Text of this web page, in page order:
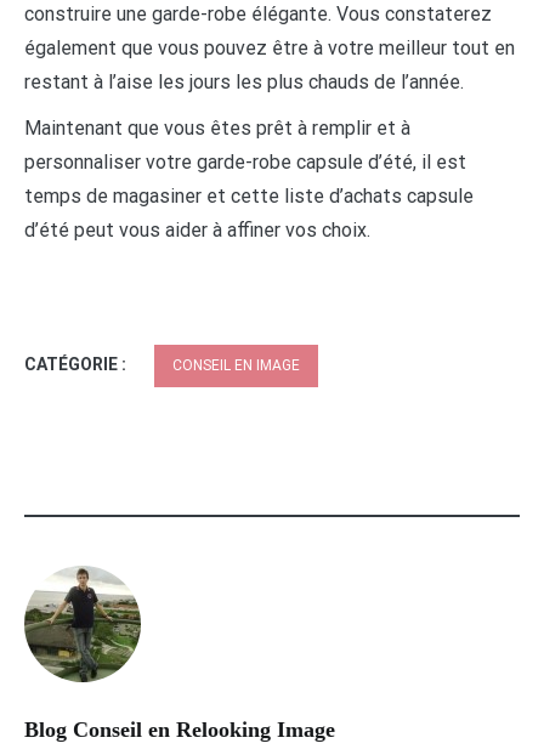
construire une garde-robe élégante. Vous constaterez
également que vous pouvez être à votre meilleur tout en
restant à l’aise les jours les plus chauds de l’année.
Maintenant que vous êtes prêt à remplir et à
personnaliser votre garde-robe capsule d’été, il est
temps de magasiner et cette liste d’achats capsule
d’été peut vous aider à affiner vos choix.
CATÉGORIE : CONSEIL EN IMAGE
Blog Conseil en Relooking Image